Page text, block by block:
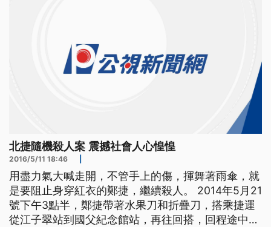
北捷隨機殺人案 震撼社會人心惶惶
2016/5/11 18:46
用盡力氣大喊走開，不管手上的傷，揮舞著雨傘，就
是要阻止身穿紅衣的鄭捷，繼續殺人。 2014年5月21
號下午3點半，鄭捷帶著水果刀和折疊刀，搭乘捷運
從江子翠站到國父紀念館站，再往回搭，回程途中利